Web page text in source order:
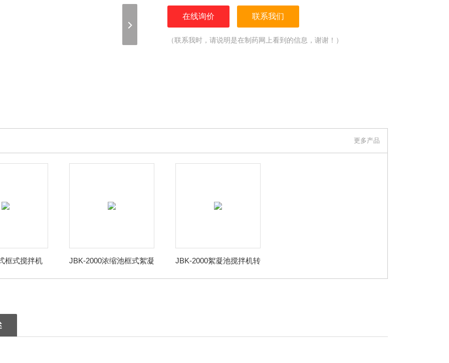
在线询价 联系我们
（联系我时，请说明是在制药网上看到的信息，谢谢！）
更多产品
框式搅拌机
JBK-2000浓缩池框式絮凝
JBK-2000絮凝池搅拌机转